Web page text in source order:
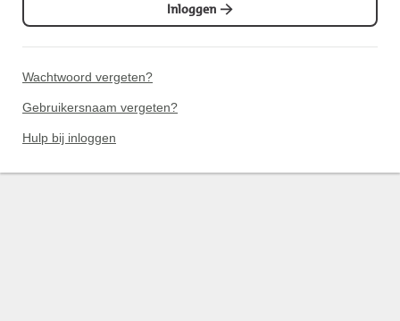
Inloggen
Wachtwoord vergeten?
Gebruikersnaam vergeten?
Hulp bij inloggen